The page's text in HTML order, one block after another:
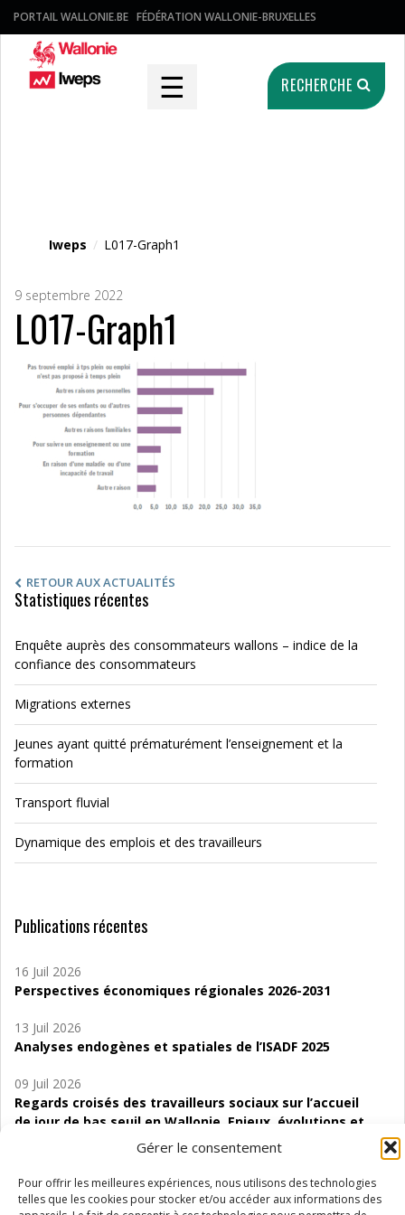
Gérer le consentement
Pour offrir les meilleures expériences, nous utilisons des technologies
telles que les cookies pour stocker et/ou accéder aux informations des
PORTAIL WALLONIE.BE FÉDÉRATION WALLONIE-BRUXELLES
☰ RECHERCHE
Iweps / L017-Graph1
9 septembre 2022
L017-Graph1
RETOUR AUX ACTUALITÉS
Statistiques récentes
Enquête auprès des consommateurs wallons – indice de la
confiance des consommateurs
Migrations externes
Jeunes ayant quitté prématurément l’enseignement et la
formation
Transport fluvial
Dynamique des emplois et des travailleurs
Publications récentes
16 Juil 2026
Perspectives économiques régionales 2026-2031
13 Juil 2026
Analyses endogènes et spatiales de l’ISADF 2025
09 Juil 2026
Regards croisés des travailleurs sociaux sur l’accueil
de jour de bas seuil en Wallonie. Enjeux, évolutions et
06 Juil 2026
Étude d’évaluabilité des Structures